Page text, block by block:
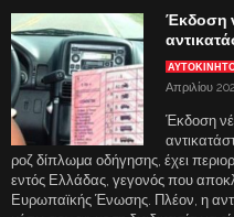
Έκδοση
Απριλίου
Έκδοση
ροζ δίπλωμα οδήγησης, έχει
εντός Ελλάδας, γεγονός που
Ευρωπαϊκής Ένωσης. Πλέον, η